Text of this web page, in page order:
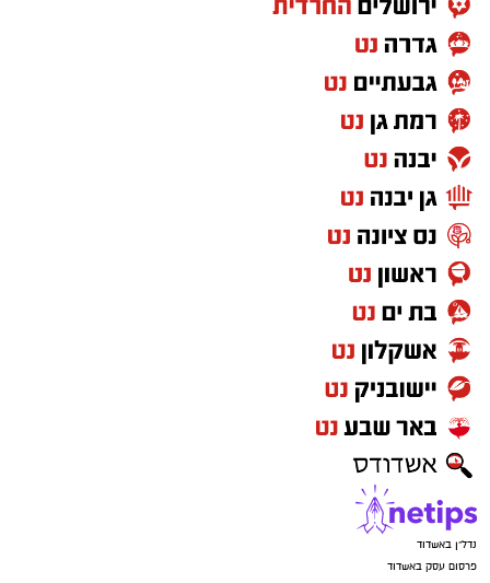
נדל"ן באשדוד
פרסום עסק באשדוד